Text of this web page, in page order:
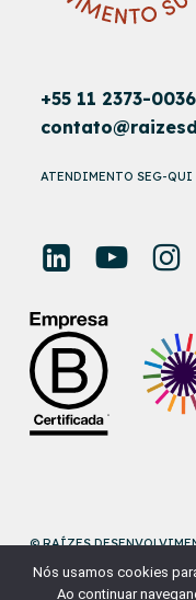
+55 11 2373-0036
ATENDIMENTO SEG-QUI
© RAÍZES
DESENVOLVIDO POR
Nós usamos cookies
Ao continuar